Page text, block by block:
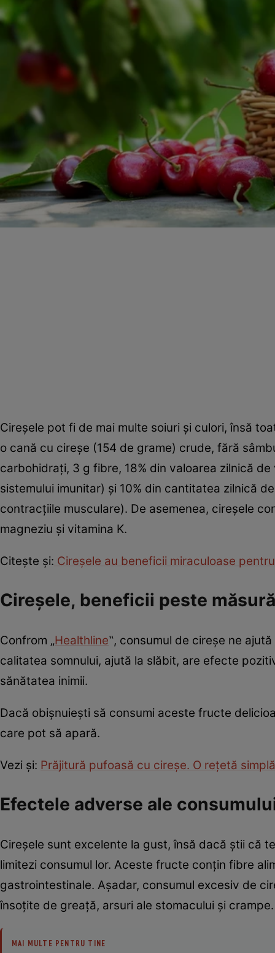
Cireșele pot fi de mai multe soiuri și culori, însă
o cană cu cireșe (154 de grame) crude, fără
carbohidrați, 3 g fibre, 18% din valoarea zilnică
sistemului imunitar) și 10% din cantitatea zilnică
contracțiile musculare). De asemenea, cireșele
magneziu și vitamina K.
Citește și: Cireșele au beneficii miraculoase
Cireșele, beneficii peste măsură
Confrom „Healthline‟, consumul de cireșe ne
calitatea somnului, ajută la slăbit, are efecte
sănătatea inimii.
Dacă obișnuiești să consumi aceste fructe
care pot să apară.
Vezi și: Prăjitură pufoasă cu cireșe. O rețetă
Efectele adverse ale
Cireșele sunt excelente la gust, însă dacă știi că
limitezi consumul lor. Aceste fructe conțin fibre
gastrointestinale. Așadar, consumul excesiv de
însoțite de greață, arsuri ale stomacului și
MAI MULTE PENTRU TINE